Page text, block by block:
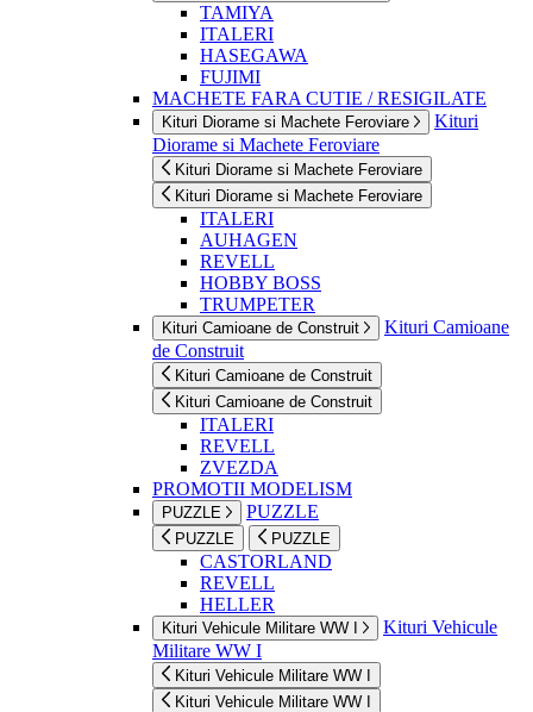
TAMIYA
ITALERI
HASEGAWA
FUJIMI
MACHETE FARA CUTIE / RESIGILATE
Kituri Diorame si Machete Feroviare
Kituri
Diorame si Machete Feroviare
Kituri Diorame si Machete Feroviare
Kituri Diorame si Machete Feroviare
ITALERI
AUHAGEN
REVELL
HOBBY BOSS
TRUMPETER
Kituri Camioane de Construit
Kituri Camioane
de Construit
Kituri Camioane de Construit
Kituri Camioane de Construit
ITALERI
REVELL
ZVEZDA
PROMOTII MODELISM
PUZZLE PUZZLE
PUZZLE PUZZLE
CASTORLAND
REVELL
HELLER
Kituri Vehicule Militare WW I
Kituri Vehicule
Militare WW I
Kituri Vehicule Militare WW I
Kituri Vehicule Militare WW I